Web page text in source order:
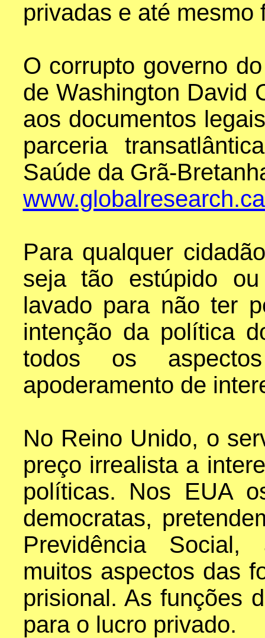
privadas e até mesmo
O corrupto governo
de Washington David
aos documentos
parceria
Saúde da Grã-
Para qualquer
seja tão estúpido
lavado para não ter
intenção da política
todos os
apoderamento de
No Reino Unido, o
preço irrealista a
políticas. Nos EUA
democratas,
Previdência Social,
muitos aspectos das
prisional. As funções
para o lucro privado.